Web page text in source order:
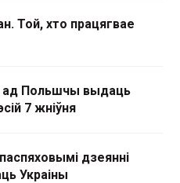
Той, хто працягвае
ад Польшчы выдаць
7 жніўня
дзеянні
Украіны